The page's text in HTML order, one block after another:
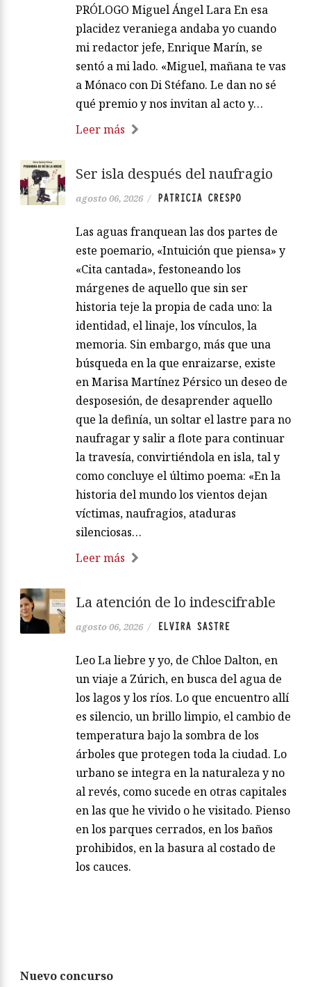
PRÓLOGO Miguel Ángel Lara En esa
placidez veraniega andaba yo cuando
mi redactor jefe, Enrique Marín, se
sentó a mi lado. «Miguel, mañana te vas
a Mónaco con Di Stéfano. Le dan no sé
qué premio y nos invitan al acto y…
Leer más
Ser isla después del naufragio
agosto 06, 2026 / PATRICIA CRESPO
Las aguas franquean las dos partes de
este poemario, «Intuición que piensa» y
«Cita cantada», festoneando los
márgenes de aquello que sin ser
historia teje la propia de cada uno: la
identidad, el linaje, los vínculos, la
memoria. Sin embargo, más que una
búsqueda en la que enraizarse, existe
en Marisa Martínez Pérsico un deseo de
desposesión, de desaprender aquello
que la definía, un soltar el lastre para no
naufragar y salir a flote para continuar
la travesía, convirtiéndola en isla, tal y
como concluye el último poema: «En la
historia del mundo los vientos dejan
víctimas, naufragios, ataduras
silenciosas…
Leer más
La atención de lo indescifrable
agosto 06, 2026 / ELVIRA SASTRE
Leo La liebre y yo, de Chloe Dalton, en
un viaje a Zúrich, en busca del agua de
los lagos y los ríos. Lo que encuentro allí
es silencio, un brillo limpio, el cambio de
temperatura bajo la sombra de los
árboles que protegen toda la ciudad. Lo
urbano se integra en la naturaleza y no
al revés, como sucede en otras capitales
en las que he vivido o he visitado. Pienso
en los parques cerrados, en los baños
prohibidos, en la basura al costado de
los cauces.
Nuevo concurso